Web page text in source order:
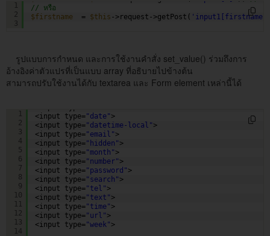
1
2
3
// หรือ
$firstname
= $this ->request->getPost(
รูปแบบการกำหนด และการใช้งานคำสั่ง set_value() ร่วมถึงการ
อ้างอิงค่าตัวแปรที่เป็นแบบ array ที่อธิบายไปข้างต้น
สามารถปรับใช้งานได้กับ textarea และ Form element เหล่านี้ได้
1
2
3
4
5
6
7
8
9
10
11
12
13
14
<input type="date" >
<input type="datetime-local" >
<input type="email" >
<input type="hidden" >
<input type="month" >
<input type="number" >
<input type="password" >
<input type="search" >
<input type="tel" >
<input type="text" >
<input type="time" >
<input type="url" >
<input type="week" >